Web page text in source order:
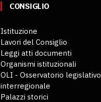
CONSIGLIO
Istituzione
Lavori del Consiglio
Leggi atti documenti
Organismi istituzionali
OLI - Osservatorio legislativo
interregionale
Palazzi storici